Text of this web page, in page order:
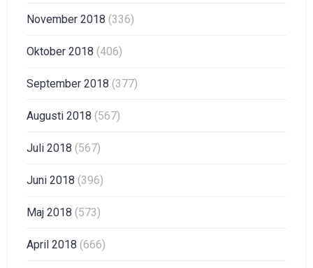
November 2018 (336)
Oktober 2018 (406)
September 2018 (377)
Augusti 2018 (567)
Juli 2018 (567)
Juni 2018 (396)
Maj 2018 (573)
April 2018 (666)